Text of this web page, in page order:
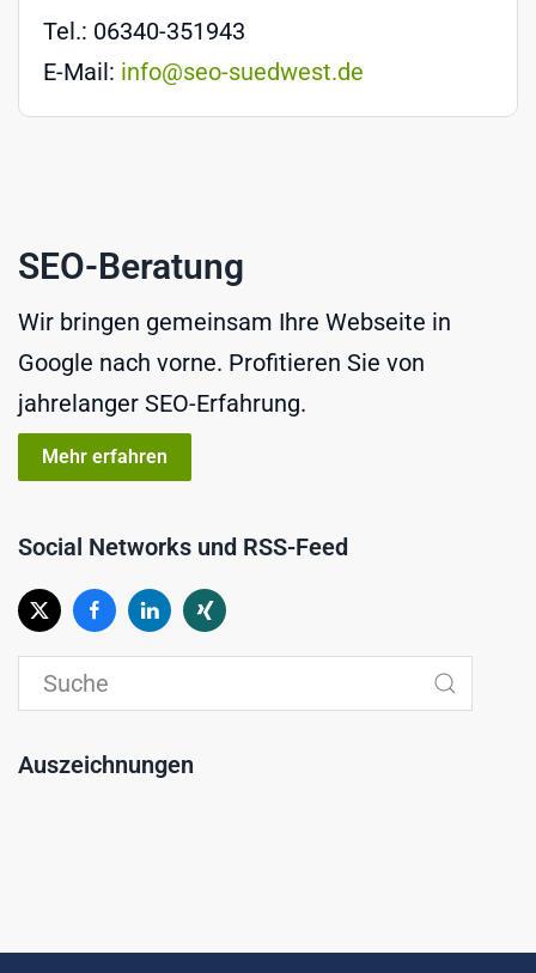
Tel.: 06340-351943
E-Mail: info@seo-suedwest.de
SEO-Beratung
Wir bringen gemeinsam Ihre Webseite in
Google nach vorne. Profitieren Sie von
jahrelanger SEO-Erfahrung.
Mehr erfahren
Social Networks und RSS-Feed
Auszeichnungen